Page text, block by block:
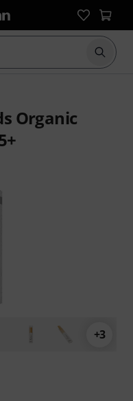
Suche
Organic
+3